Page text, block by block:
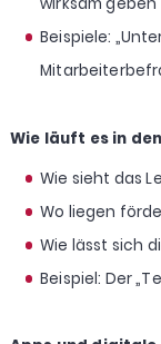
Beispiele:
Wie läuft es in
Wie sieht das
Wo liegen
Wie lässt sich
Beispiel: Der